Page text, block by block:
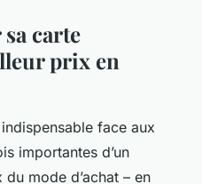
carte
prix en
face aux
importantes d’un
mode d’achat – en